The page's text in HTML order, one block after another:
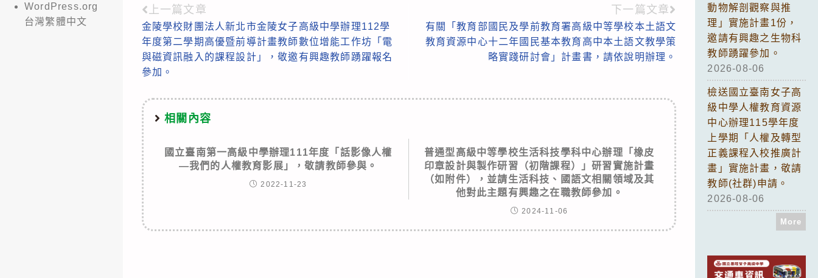
Read
more
articles
上一篇文章
金陵學校財團法人新北市金陵女子高級中學辦理112學
年度第二學期高優暨前導計畫教師數位增能工作坊「電
與磁資訊融入的課程設計」，敬邀有興趣教師踴躍報名
參加。
下一篇文章
有關「教育部國民及學前教育署高級中等學校本土語文
教育資源中心十二年國民基本教育高中本土語文教學策
略實踐研討會」計畫書，請依說明辦理。
相關內容
國立臺南第一高級中學辦理111年度「話影像人權
—我們的人權教育影展」，敬請教師參與。
2022-11-23
普通型高級中等學校生活科技學科中心辦理「橡皮
印章設計與製作研習（初階課程）」研習實施計畫
（如附件），並請生活科技、國語文相關領域及其
他對此主題有興趣之在職教師參加。
2024-11-06
WordPress.org
台灣繁體中文
動物解剖觀察與推
理」實施計畫1份，
邀請有興趣之生物科
教師踴躍參加。
2026-08-06
檢送國立臺南女子高
級中學人權教育資源
中心辦理115學年度
上學期「人權及轉型
正義課程入校推廣計
畫」實施計畫，敬請
教師(社群)申請。
2026-08-06
More